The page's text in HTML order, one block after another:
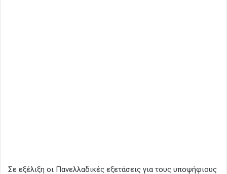
Σε εξέλιξη οι Πανελλαδικές εξετάσεις για τους υποψήφιους